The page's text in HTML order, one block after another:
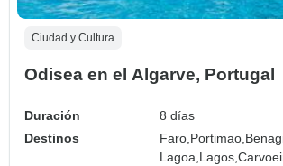
Ciudad y Cultura
Odisea en el Algarve, Portugal
Duración
8 días
Destinos
Faro, Portimao,
Lagoa, Lagos,